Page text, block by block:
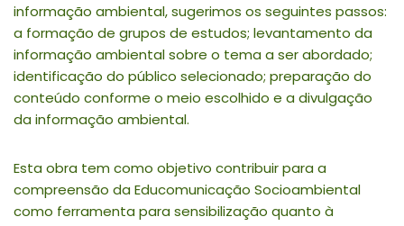
informação ambiental, sugerimos os seguintes passos:
a formação de grupos de estudos; levantamento da
informação ambiental sobre o tema a ser abordado;
identificação do público selecionado; preparação do
conteúdo conforme o meio escolhido e a divulgação
da informação ambiental.
Esta obra tem como objetivo contribuir para a
compreensão da Educomunicação Socioambiental
como ferramenta para sensibilização quanto à